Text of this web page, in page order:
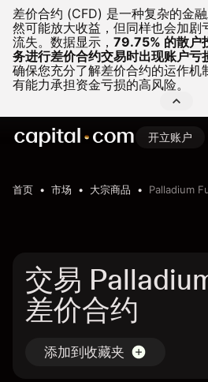
差价合约 (CFD) 是一种复杂的金
然可能放大收益，但同样也会加剧
流失。 数据显示， 79.75% 的散户
务进行差价合约交易时出现账户亏
确保您充分了解差价合约的运作机
有能力承担资金亏损的高风险。
开立账户
首页 市场 大宗商品 Palladium
交易
差价合约
添加到收藏夹